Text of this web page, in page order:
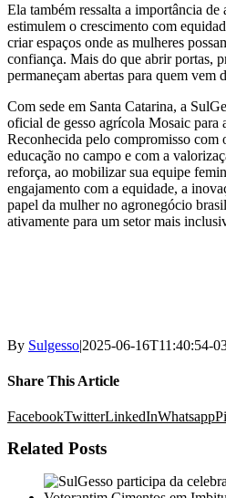
Ela também ressalta a importância
estimulem o crescimento com
criar espaços onde as mulheres
confiança. Mais do que abrir portas,
permaneçam abertas para quem vem
Com sede em Santa Catarina, a
oficial de gesso agrícola Mosaic para
Reconhecida pelo compromisso com
educação no campo e com a
reforça, ao mobilizar sua equipe
engajamento com a equidade, a
papel da mulher no agronegócio
ativamente para um setor mais
By Sulgesso|2025-06-16T11:40:54-
Share This Article
FacebookTwitterLinkedInWhatsapp
Related Posts